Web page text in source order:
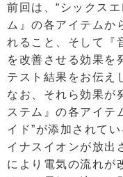
前回は、“シックス
ム』の各アイテムか
れること、そして『
を改善させる効果を
テスト結果をお伝え
なお、それら効果が
ステム』の各アイテ
イド”が添加されて
イナスイオンが放出
により電気の流れが